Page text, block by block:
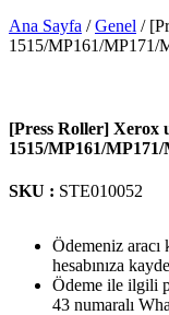
Ana Sayfa /Genel /
1515/MP161/MP171/
[Press Roller] Xerox
1515/MP161/
SKU : STE010052
Ödemeniz aracı
hesabınıza
Ödeme ile ilgili
43 numaralı